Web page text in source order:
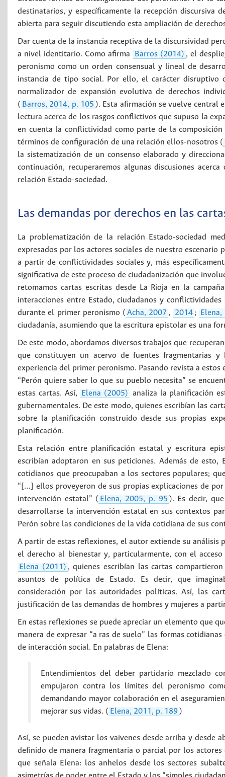
destinatarios, y específicamente la recepción discursiva
abierta para seguir discutiendo esta ampliación de
Dar cuenta de la instancia receptiva de la discursividad
a nivel identitario. Como afirma
Barros (2014) , el
peronismo como un orden consensual y lineal de
instancia de tipo social. Por ello, el carácter
normalizador de expansión evolutiva de derechos
( Barros, 2014, p. 105 ). Esta afirmación se vuelve central
lectura acerca de los rasgos conflictivos que supuso la
en cuenta la conflictividad como parte de la
términos de configuración de una relación ellos-nosotros (
la sistematización de un consenso elaborado y
continuación, recuperaremos algunas discusiones
relación Estado-sociedad.
Las demandas por derechos en las
La problematización de la relación Estado-sociedad
expresados por los actores sociales de nuestro
a partir de conflictividades sociales y, más
significativa de este proceso de ciudadanización que
retomamos cartas escritas desde La Rioja en la
interacciones entre Estado, ciudadanos y
durante el primer peronismo ( Acha, 2007 , 2014 ;
ciudadanía, asumiendo que la escritura epistolar es una
De este modo, abordamos diversos trabajos que
que constituyen un acervo de fuentes fragmentarias
experiencia del primer peronismo. Pasando revista a
“Perón quiere saber lo que su pueblo necesita” se
estas cartas. Así,
Elena (2005) analiza la planificación
gubernamentales. De este modo, quienes escribían las
sobre la planificación construido desde sus propias
planificación.
Esta relación entre planificación estatal y escritura
escribían adoptaron en sus peticiones. Además de
cotidianos que preocupaban a los sectores populares;
“[…] ellos proveyeron de sus propias explicaciones de
intervención estatal” ( Elena, 2005, p. 95 ). Es decir,
desarrollarse la intervención estatal en sus contextos
Perón sobre las condiciones de la vida cotidiana de sus
A partir de estas reflexiones, el autor extiende su análisis
el derecho al bienestar y, particularmente, con el
Elena (2011) , quienes escribían las cartas
asuntos de política de Estado. Es decir, que
consideración por las autoridades políticas. Así, las
justificación de las demandas de hombres y mujeres a
En estas reflexiones se puede apreciar un elemento que
manera de expresar “a ras de suelo” las formas
de interacción social. En palabras de Elena:
Entendimientos del deber partidario mezclado
empujaron contra los límites del peronismo
demandando mayor colaboración en el
mejorar sus vidas. ( Elena, 2011, p. 189 )
Así, se pueden avistar los vaivenes desde arriba y
definido de manera fragmentaria o parcial por los
que señala Elena: los anhelos desde los sectores